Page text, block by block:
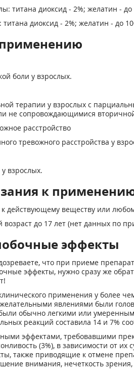
титана диоксид - 2%; желатин - до
титана диоксид - 2%; желатин - до
боли у взрослых.
терапии у взрослых с
не сопровождающимися
расстройство
тревожного расстройства у
взрослых.
к
к действующему веществу или
возраст до 17 лет (нет данных по
эффекты
что при приеме
эффекты, нужно сразу же
применения у более
явлениями были
обычно легкими или
реакций составила 14 и 7%
эффектами, требовавшими
(3%), в зависимости от
также приводящие к отмене
внимания, нечеткость